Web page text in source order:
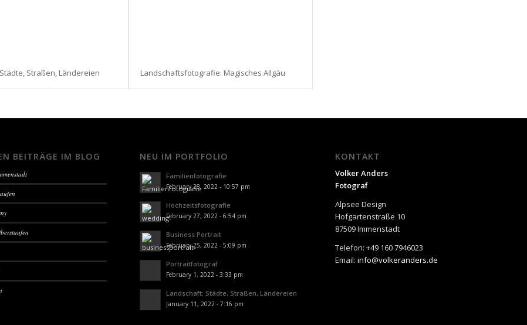
Straßen, Ländereien Landschaftsfotografie: Magisches Allgäu
BEITRÄGE IM BLOG NEU IM PORTFOLIO
Familienfotografie
February 28, 2022 - 10:57 pm
Hochzeitsfotografie
February 27, 2022 - 6:54 pm
Business Portrait
February 25, 2022 - 5:09 pm
Portraitfotograf
February 1, 2022 - 3:33 pm
Landschaft: Städte, Straßen, Ländereien
January 11, 2022 - 7:16 pm
KONTAKT
Volker Anders
Fotograf
Alpsee Design
Hofgartenstraße 10
87509 Immenstadt
Telefon: +49 160 7946023
Email:info@volkeranders.de